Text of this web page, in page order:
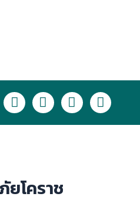
L
i
n
F
a
c
k
I
n
s
T
i
k
โคราช